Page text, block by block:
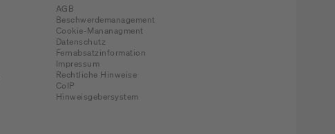
AGB
Beschwerdemanagement
Cookie-Mananagment
Datenschutz
Fernabsatzinformation
Impressum
Rechtliche Hinweise
CoIP
Hinweisgebersystem